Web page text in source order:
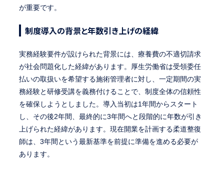
が重要です。
制度導入の背景と年数引き上げの経緯
実務経験要件が設けられた背景には、療養費の不適切請求
が社会問題化した経緯があります。厚生労働省は受領委任
払いの取扱いを希望する施術管理者に対し、一定期間の実
務経験と研修受講を義務付けることで、制度全体の信頼性
を確保しようとしました。導入当初は1年間からスタート
し、その後2年間、最終的に3年間へと段階的に年数が引き
上げられた経緯があります。現在開業を計画する柔道整復
師は、3年間という最新基準を前提に準備を進める必要が
あります。